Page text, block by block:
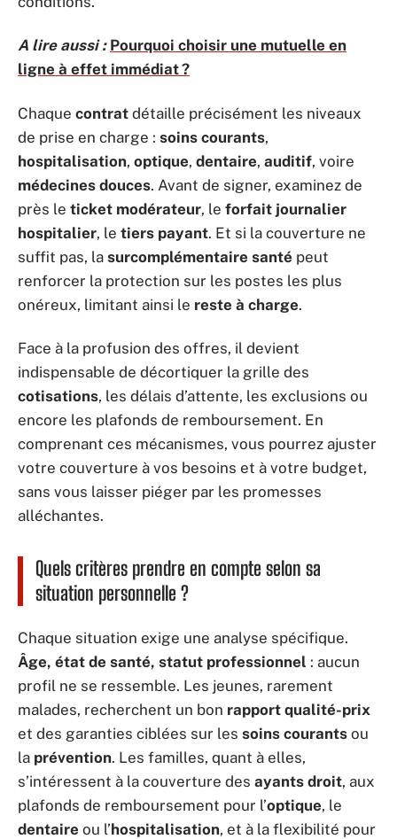
A lire aussi : Pourquoi choisir une mutuelle en
ligne à effet immédiat ?
Chaque contrat détaille précisément les niveaux
de prise en charge : soins courants,
hospitalisation, optique, dentaire, auditif, voire
médecines douces. Avant de signer, examinez de
près le ticket modérateur, le forfait journalier
hospitalier, le tiers payant. Et si la couverture ne
suffit pas, la surcomplémentaire santé peut
renforcer la protection sur les postes les plus
onéreux, limitant ainsi le reste à charge.
Face à la profusion des offres, il devient
indispensable de décortiquer la grille des
cotisations, les délais d’attente, les exclusions ou
encore les plafonds de remboursement. En
comprenant ces mécanismes, vous pourrez ajuster
votre couverture à vos besoins et à votre budget,
sans vous laisser piéger par les promesses
alléchantes.
Quels critères prendre en compte selon sa
situation personnelle ?
Chaque situation exige une analyse spécifique.
Âge, état de santé, statut professionnel : aucun
profil ne se ressemble. Les jeunes, rarement
malades, recherchent un bon rapport qualité-prix
et des garanties ciblées sur les soins courants ou
la prévention. Les familles, quant à elles,
s’intéressent à la couverture des ayants droit, aux
plafonds de remboursement pour l’optique, le
dentaire ou l’hospitalisation, et à la flexibilité pour